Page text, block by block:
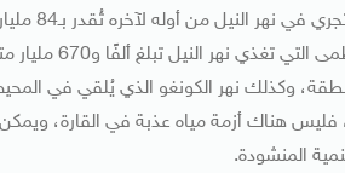
فعلى
كمية مياه نهر النيل 20 مرة، فليس هناك أزمة مياه عذبة
المنشودة.